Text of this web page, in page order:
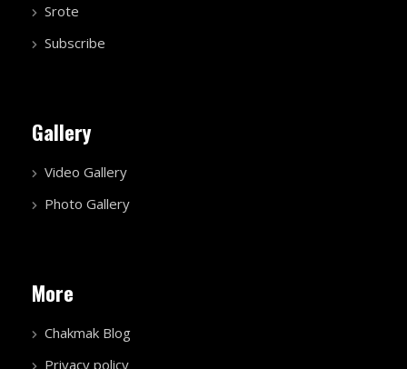
Srote
Subscribe
Gallery
Video Gallery
Photo Gallery
More
Chakmak Blog
Privacy policy